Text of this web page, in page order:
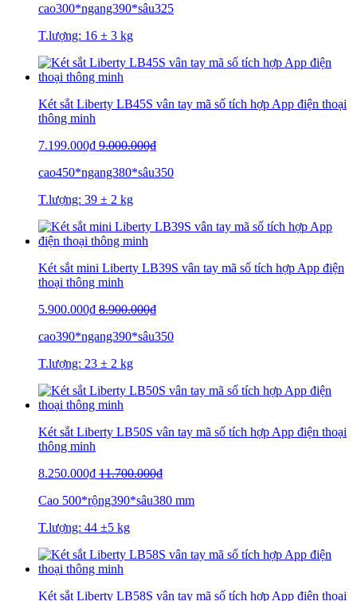
cao300*ngang390*sâu325
T.lượng: 16 ± 3 kg
Két sắt Liberty LB45S vân tay mã số tích hợp App điện thoại
thông minh
7.199.000₫ 9.000.000₫
cao450*ngang380*sâu350
T.lượng: 39 ± 2 kg
Két sắt mini Liberty LB39S vân tay mã số tích hợp App điện
thoại thông minh
5.900.000₫ 8.900.000₫
cao390*ngang390*sâu350
T.lượng: 23 ± 2 kg
Két sắt Liberty LB50S vân tay mã số tích hợp App điện thoại
thông minh
8.250.000₫ 11.700.000₫
Cao 500*rộng390*sâu380 mm
T.lượng: 44 ±5 kg
Két sắt Liberty LB58S vân tay mã số tích hợp App điện thoại